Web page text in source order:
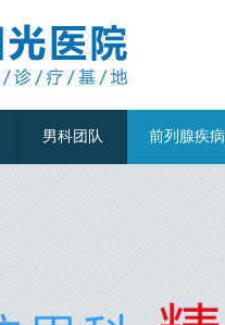
男科团队 前列腺疾病